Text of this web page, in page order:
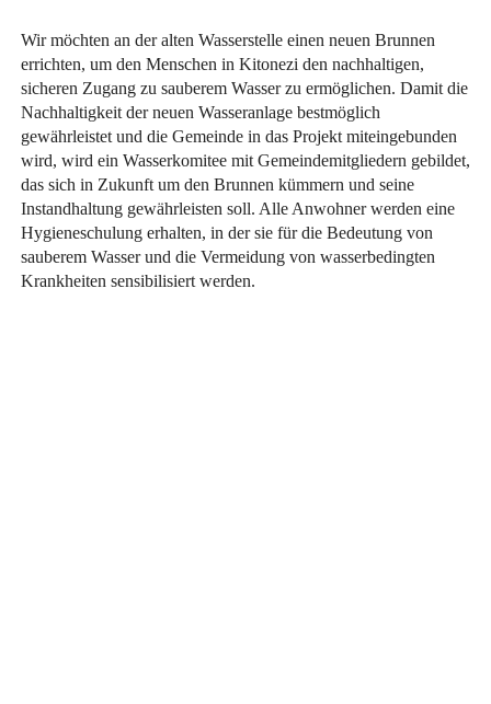
Wir möchten an der alten Wasserstelle einen neuen Brunnen
errichten, um den Menschen in Kitonezi den nachhaltigen,
sicheren Zugang zu sauberem Wasser zu ermöglichen. Damit die
Nachhaltigkeit der neuen Wasseranlage bestmöglich
gewährleistet und die Gemeinde in das Projekt miteingebunden
wird, wird ein Wasserkomitee mit Gemeindemitgliedern gebildet,
das sich in Zukunft um den Brunnen kümmern und seine
Instandhaltung gewährleisten soll. Alle Anwohner werden eine
Hygieneschulung erhalten, in der sie für die Bedeutung von
sauberem Wasser und die Vermeidung von wasserbedingten
Krankheiten sensibilisiert werden.